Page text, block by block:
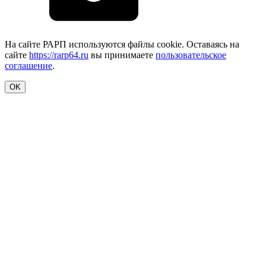
На сайте РАРП используются файлы cookie. Оставаясь на
сайте https://rarp64.ru вы принимаете пользовательское
соглашение.
OK